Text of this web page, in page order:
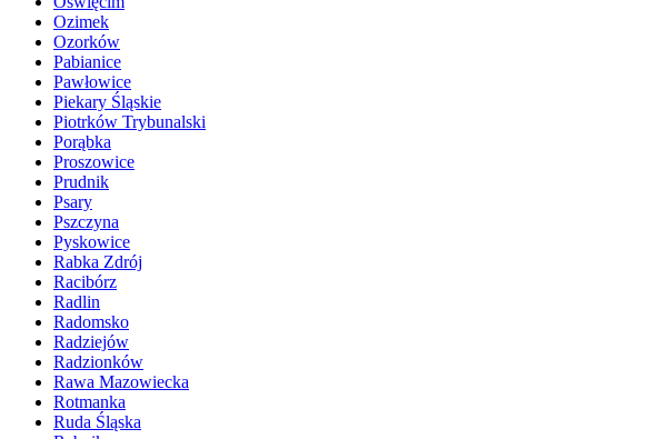
Ozimek
Ozorków
Pabianice
Pawłowice
Piekary Śląskie
Piotrków Trybunalski
Porąbka
Proszowice
Prudnik
Psary
Pszczyna
Pyskowice
Rabka Zdrój
Racibórz
Radlin
Radomsko
Radziejów
Radzionków
Rawa Mazowiecka
Rotmanka
Ruda Śląska